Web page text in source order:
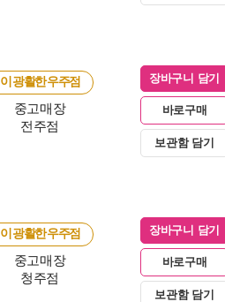
이 광활한 우주점
중고매장
전주점
장바구니 담기
바로구매
보관함 담기
이 광활한 우주점
중고매장
청주점
장바구니 담기
바로구매
보관함 담기